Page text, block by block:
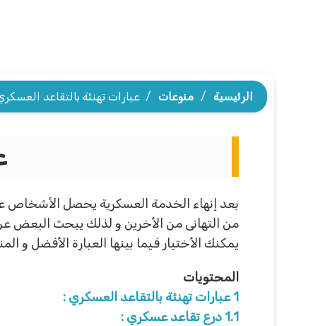
الرئيسية / منوعات / عبارات تهنئة بالتقاعد
بعد إنهاء الخدمة العسكرية يحصل الأشخاص
من التهانى من الأخرين و لذلك يبحث البعض
يمكنك الأختيار فيما بينها العبارة الأفضل و
المحتويات
1 عبارات تهنئة بالتقاعد العسكري :
1.1 درع تقاعد عسكري :